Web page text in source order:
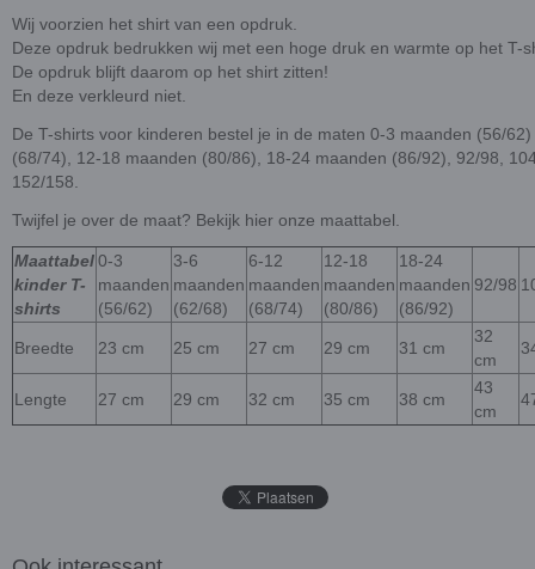
Wij voorzien het shirt van een opdruk.
Deze opdruk bedrukken wij met een hoge druk en warmte op het T-
De opdruk blijft daarom op het shirt zitten!
En deze verkleurd niet.
De T-shirts voor kinderen bestel je in de maten 0-3 maanden (56/
(68/74), 12-18 maanden (80/86), 18-24 maanden (86/92), 92/98,
152/158.
Twijfel je over de maat? Bekijk hier onze maattabel.
Maattabel
kinder T-
shirts
0-3
maanden
(56/62)
3-6
maanden
(62/68)
6-12
maanden
(68/74)
12-18
maanden
(80/86)
18-24
maanden
(86/92)
92/98
Breedte 23 cm 25 cm 27 cm 29 cm 31 cm
32
cm
Lengte 27 cm 29 cm 32 cm 35 cm 38 cm
43
cm